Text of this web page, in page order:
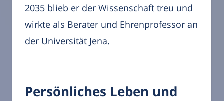
2035 blieb er der Wissenschaft treu und
wirkte als Berater und Ehrenprofessor an
der Universität Jena.
Persönliches Leben und